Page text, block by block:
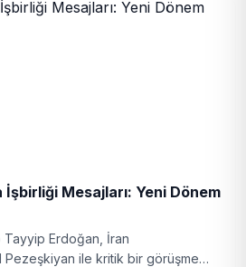
İşbirliği Mesajları: Yeni Dönem
Tayyip Erdoğan, İran
Pezeşkiyan ile kritik bir görüşme